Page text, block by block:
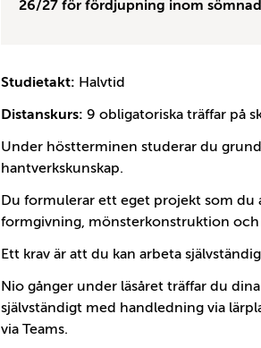
26/27 för fördjupning inom
Studietakt: Halvtid
Distanskurs: 9 obligatoriska träffar på
Under höstterminen studerar du
hantverkskunskap.
Du formulerar ett eget projekt som
formgivning, mönsterkonstruktion
Ett krav är att du kan arbeta
Nio gånger under läsåret träffar du
självständigt med handledning via
via Teams.